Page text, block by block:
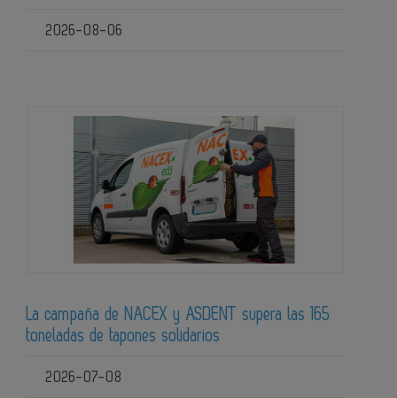
2026-08-06
La campaña de NACEX y ASDENT supera las 165
toneladas de tapones solidarios
2026-07-08